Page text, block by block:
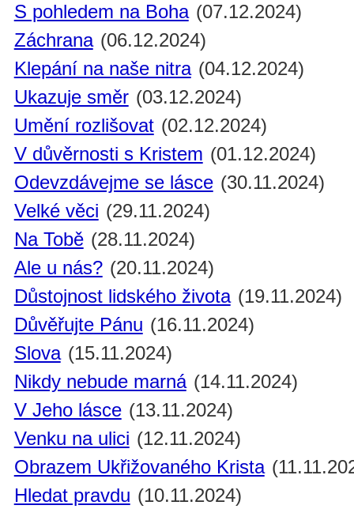
S pohledem na Boha (07.12.2024)
Záchrana (06.12.2024)
Klepání na naše nitra (04.12.2024)
Ukazuje směr (03.12.2024)
Umění rozlišovat (02.12.2024)
V důvěrnosti s Kristem (01.12.2024)
Odevzdávejme se lásce (30.11.2024)
Velké věci (29.11.2024)
Na Tobě (28.11.2024)
Ale u nás? (20.11.2024)
Důstojnost lidského života (19.11.2024)
Důvěřujte Pánu (16.11.2024)
Slova (15.11.2024)
Nikdy nebude marná (14.11.2024)
V Jeho lásce (13.11.2024)
Venku na ulici (12.11.2024)
Obrazem Ukřižovaného Krista
Hledat pravdu (10.11.2024)